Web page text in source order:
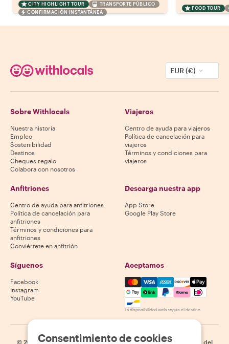
CITY HIGHLIGHT TOUR
TRANSPORTE PÚBLICO
CONFIRMACIÓN INSTANTÁNEA
FOOD TOUR
EUR (€)
Sobre Withlocals
Nuestra historia
Empleo
Sostenibilidad
Destinos
Cheques regalo
Colabora con nosotros
Viajeros
Centro de ayuda para viajeros
Política de cancelación para
viajeros
Términos y condiciones para
viajeros
Anfitriones
Centro de ayuda para anfitriones
Política de cancelación para
anfitriones
Términos y condiciones para
anfitriones
Conviértete en anfitrión
Descarga nuestra app
App Store
Google Play Store
Síguenos
Facebook
Instagram
YouTube
Aceptamos
Mastercard, Visa, Amex,
La disponibilidad varía según el destino
© 2026 Withlocals.com | Política de privacidad | Cookies Mapa del
Consentimiento de cookies